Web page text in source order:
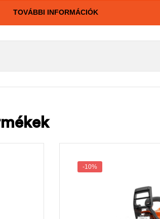
TOVÁBBI INFORMÁCIÓK
-10%